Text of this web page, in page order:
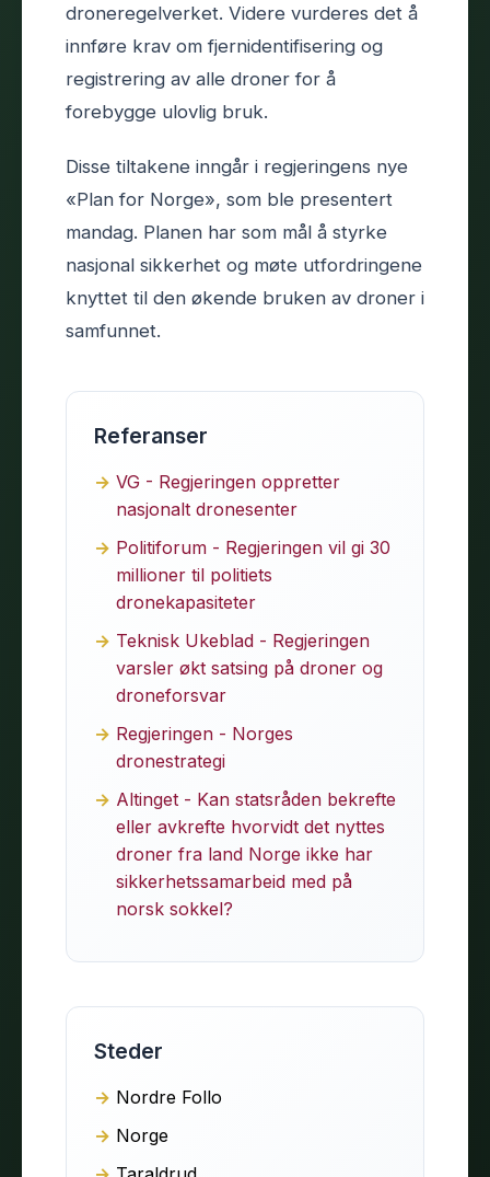
droneregelverket. Videre vurderes det å
innføre krav om fjernidentifisering og
registrering av alle droner for å
forebygge ulovlig bruk.
Disse tiltakene inngår i regjeringens nye
«Plan for Norge», som ble presentert
mandag. Planen har som mål å styrke
nasjonal sikkerhet og møte utfordringene
knyttet til den økende bruken av droner i
samfunnet.
Referanser
VG - Regjeringen oppretter
nasjonalt dronesenter
Politiforum - Regjeringen vil gi 30
millioner til politiets
dronekapasiteter
Teknisk Ukeblad - Regjeringen
varsler økt satsing på droner og
droneforsvar
Regjeringen - Norges
dronestrategi
Altinget - Kan statsråden bekrefte
eller avkrefte hvorvidt det nyttes
droner fra land Norge ikke har
sikkerhetssamarbeid med på
norsk sokkel?
Steder
Nordre Follo
Norge